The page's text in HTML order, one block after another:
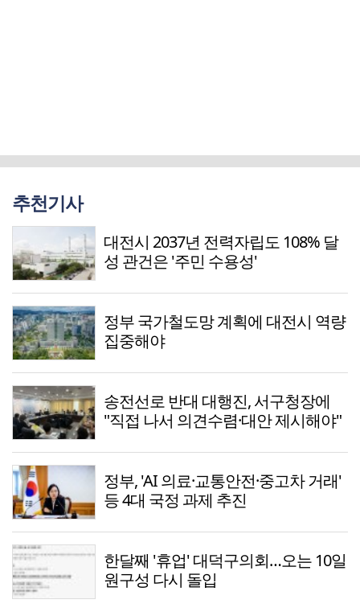
추천기사
대전시 2037년 전력자립도 108% 달
성 관건은 '주민 수용성'
정부 국가철도망 계획에 대전시 역량
집중해야
송전선로 반대 대행진, 서구청장에
"직접 나서 의견수렴·대안 제시해야"
정부, 'AI 의료·교통안전·중고차 거래'
등 4대 국정 과제 추진
한달째 '휴업' 대덕구의회…오는 10일
원구성 다시 돌입